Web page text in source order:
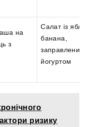
на
з
Салат із
банана,
заправлений
йогуртом
ризику